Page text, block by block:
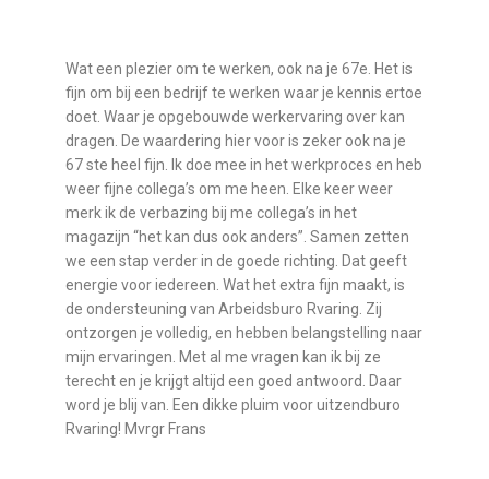
Wat een plezier om te werken, ook na je 67e. Het is
fijn om bij een bedrijf te werken waar je kennis ertoe
doet. Waar je opgebouwde werkervaring over kan
dragen. De waardering hier voor is zeker ook na je
67 ste heel fijn. Ik doe mee in het werkproces en heb
weer fijne collega’s om me heen. Elke keer weer
merk ik de verbazing bij me collega’s in het
magazijn “het kan dus ook anders”. Samen zetten
we een stap verder in de goede richting. Dat geeft
energie voor iedereen. Wat het extra fijn maakt, is
de ondersteuning van Arbeidsburo Rvaring. Zij
ontzorgen je volledig, en hebben belangstelling naar
mijn ervaringen. Met al me vragen kan ik bij ze
terecht en je krijgt altijd een goed antwoord. Daar
word je blij van. Een dikke pluim voor uitzendburo
Rvaring! Mvrgr Frans